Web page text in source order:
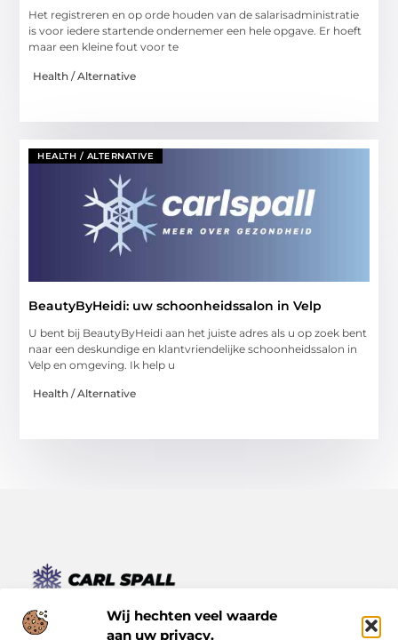
Wij hechten veel waarde
aan uw privacy.
Het registreren en op orde houden van de salarisadministratie
is voor iedere startende ondernemer een hele opgave. Er hoeft
maar een kleine fout voor te
Health / Alternative
HEALTH / ALTERNATIVE
BeautyByHeidi: uw schoonheidssalon in Velp
U bent bij BeautyByHeidi aan het juiste adres als u op zoek bent
naar een deskundige en klantvriendelijke schoonheidssalon in
Velp en omgeving. Ik help u
Health / Alternative
Van kleine momenten tot grote inzichten – lees het hier.
Ontdek een verscheidenheid aan blogs en artikelen die je